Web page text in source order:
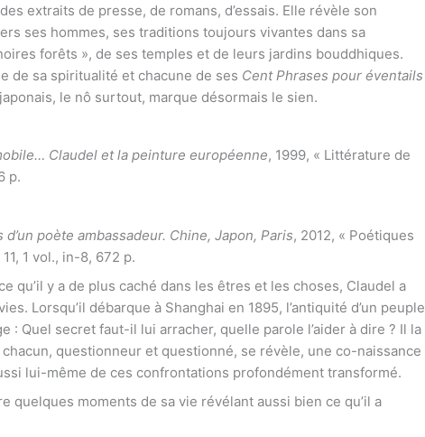
extraits de presse, de romans, d’essais. Elle révèle son
ses hommes, ses traditions toujours vivantes dans sa
forêts », de ses temples et de leurs jardins bouddhiques.
de sa spiritualité et chacune de ses Cent Phrases pour éventails
le nô surtout, marque désormais le sien.
Claudel et la peinture européenne, 1999, « Littérature de
p.
poète ambassadeur. Chine, Japon, Paris, 2012, « Poétiques
1 vol., in-8, 672 p.
qu’il y a de plus caché dans les êtres et les choses, Claudel a
Lorsqu’il débarque à Shanghai en 1895, l’antiquité d’un peuple
: Quel secret faut-il lui arracher, quelle parole l’aider à dire ? Il la
questionneur et questionné, se révèle, une co-naissance
lui-même de ces confrontations profondément transformé.
quelques moments de sa vie révélant aussi bien ce qu’il a